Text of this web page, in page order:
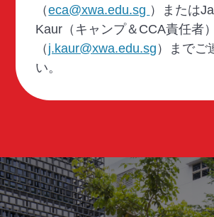
（eca@xwa.edu.sg ）または
Kaur（キャンプ＆CCA責任者）
（ j.kaur@xwa.edu.sg ）までご
い。